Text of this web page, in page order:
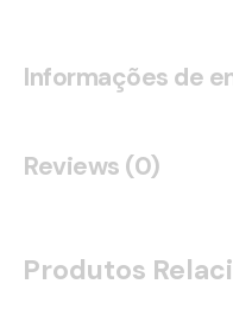
Informações de
Reviews (0)
Produtos